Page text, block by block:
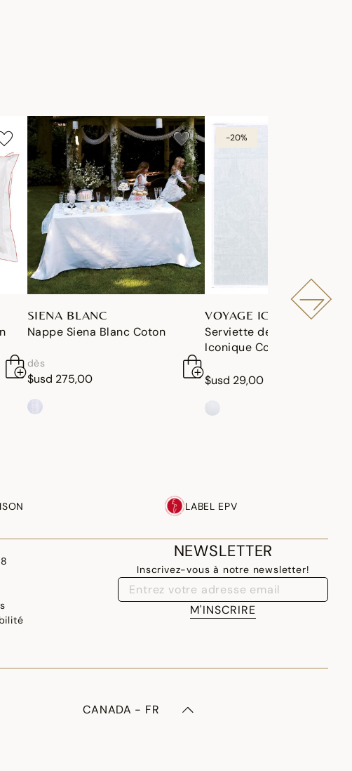
SIENA BLANC
Nappe Siena Blanc Coton
dès
$usd 275,00
-20%
VOYAGE ICONIQUE
Serviette de table Voyage
Iconique Coton
$usd 29,00
LABEL EPV
NEWSLETTER
Inscrivez-vous à notre newsletter!
M'INSCRIRE
CANADA - FR